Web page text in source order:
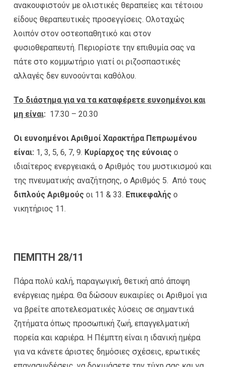
ανακουφιστούν με ολιστικές θεραπείες και τέτοιου
είδους θεραπευτικές προσεγγίσεις. Ολοταχώς
λοιπόν στον οστεοπαθητικό και στον
φυσιοθεραπευτή. Περιορίστε την επιθυμία σας να
πάτε στο κομμωτήριο γιατί οι ριζοσπαστικές
αλλαγές δεν ευνοούνται καθόλου.
Το διάστημα για να τα καταφέρετε ευνοημένοι και
μη είναι: 17.30 – 20.30
Οι ευνοημένοι Αριθμοί Χαρακτήρα Πεπρωμένου
είναι: 1, 3, 5, 6, 7, 9. Κυρίαρχος της εύνοιας ο
ιδιαίτερος ενεργειακά, ο Αριθμός του μυστικισμού και
της πνευματικής αναζήτησης, ο Αριθμός 5. Από τους
διπλούς Αριθμούς οι 11 & 33. Επικεφαλής ο
νικητήριος 11.
ΠΕΜΠΤΗ 28/11
Πάρα πολύ καλή, παραγωγική, θετική από άποψη
ενέργειας ημέρα. Θα δώσουν ευκαιρίες οι Αριθμοί για
να βρείτε αποτελεσματικές λύσεις σε σημαντικά
ζητήματα όπως προσωπική ζωή, επαγγελματική
πορεία και καριέρα. Η Πέμπτη είναι η ιδανική ημέρα
για να κάνετε άριστες δημόσιες σχέσεις, ερωτικές